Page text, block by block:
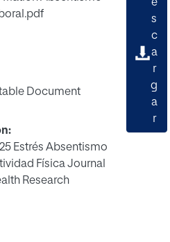
Document
Estrés Absentismo
Física Journal
Research
e
s
c
a
r
g
a
r